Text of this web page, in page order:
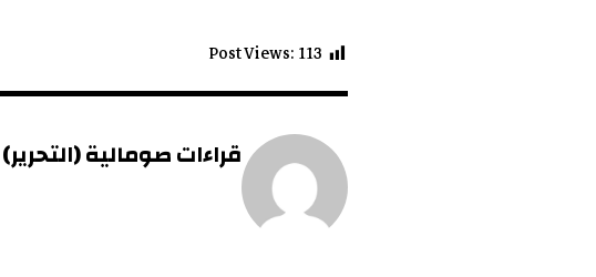
Post Views: 113
قراءات صومالية (التحرير)